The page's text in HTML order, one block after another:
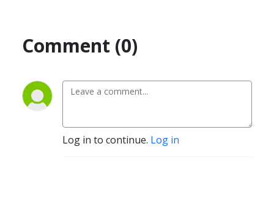
Comment (0)
Log in to continue. Log in